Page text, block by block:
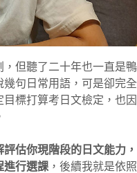
但聽了二十年也一直是鴨
句日常用語，可是卻完全
標打算考日文檢定，也因
評估你現階段的日文能力，
進行選課 ，後續我就是依照